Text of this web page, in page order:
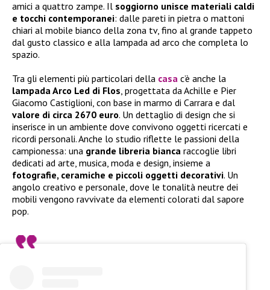
amici a quattro zampe. Il soggiorno unisce materiali caldi
e tocchi contemporanei: dalle pareti in pietra o mattoni
chiari al mobile bianco della zona tv, fino al grande tappeto
dal gusto classico e alla lampada ad arco che completa lo
spazio.
Tra gli elementi più particolari della casa c’è anche la
lampada Arco Led di Flos , progettata da Achille e Pier
Giacomo Castiglioni, con base in marmo di Carrara e dal
valore di circa 2670 euro. Un dettaglio di design che si
inserisce in un ambiente dove convivono oggetti ricercati e
ricordi personali. Anche lo studio riflette le passioni della
campionessa: una grande libreria bianca raccoglie libri
dedicati ad arte, musica, moda e design, insieme a
fotografie, ceramiche e piccoli oggetti decorativi. Un
angolo creativo e personale, dove le tonalità neutre dei
mobili vengono ravvivate da elementi colorati dal sapore
pop.